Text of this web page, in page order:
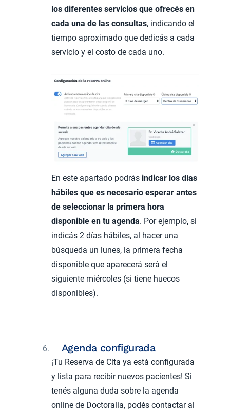
los diferentes servicios que ofrecés en
cada una de las consultas, indicando el
tiempo aproximado que dedicás a cada
servicio y el costo de cada uno.
En este apartado podrás indicar los días
hábiles que es necesario esperar antes
de seleccionar la primera hora
disponible en tu agenda. Por ejemplo, si
indicás 2 días hábiles, al hacer una
búsqueda un lunes, la primera fecha
disponible que aparecerá será el
siguiente miércoles (si tiene huecos
disponibles).
Agenda configurada
¡Tu Reserva de Cita ya está configurada
y lista para recibir nuevos pacientes! Si
tenés alguna duda sobre la agenda
online de Doctoralia, podés contactar al